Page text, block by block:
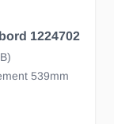
1224702
539mm